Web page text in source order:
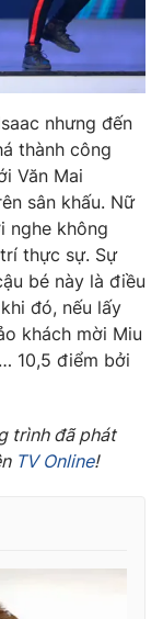
có sự chấp
nhưng đến
thành công
Văn Mai
sân khấu. Nữ
nghe không
thực sự. Sự
bé này là điều
đó, nếu lấy
khách mời Miu
10,5 điểm bởi
trình đã phát
TV Online!